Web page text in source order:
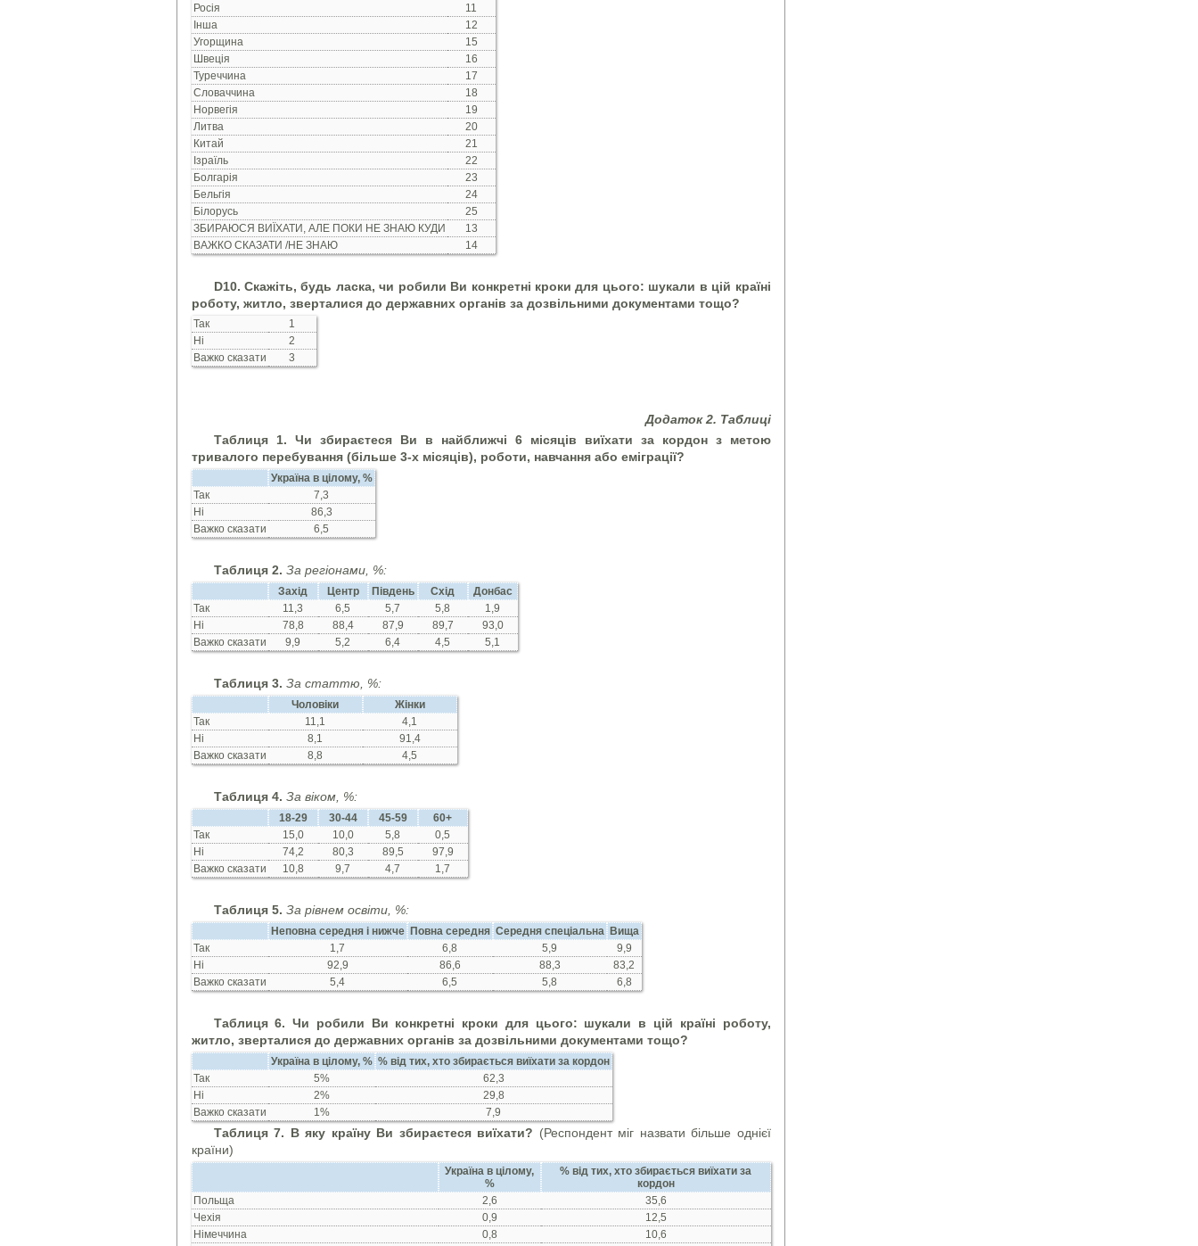
Росія
11
Інша
12
Угорщина
15
Швеція
16
Туреччина
17
Словаччина
18
Норвегія
19
Литва
20
Китай
21
Ізраїль
22
Болгарія
23
Бельгія
24
Білорусь
25
ЗБИРАЮСЯ ВИЇХАТИ, АЛЕ ПОКИ НЕ ЗНАЮ КУДИ
13
ВАЖКО СКАЗАТИ /НЕ ЗНАЮ
14
D10. Скажіть, будь ласка, чи робили Ви конкретні кроки для цього: шукали в цій країні
роботу, житло, зверталися до державних органів за дозвільними документами тощо?
Так
1
Ні
2
Важко сказати
3
Додаток 2. Таблиці
Таблиця 1. Чи збираєтеся Ви в найближчі 6 місяців виїхати за кордон з метою
тривалого перебування (більше 3-х місяців), роботи, навчання або еміграції?
Україна в цілому, %
Так
7,3
Ні
86,3
Важко сказати
6,5
Таблиця 2. За регіонами, %:
Захід Центр Південь Схід
Донбас
Так
11,3 6,5 5,7 5,8
1,9
Ні
78,8 88,4 87,9 89,7
93,0
Важко сказати
9,9 5,2 6,4 4,5 5,1
Таблиця 3. За статтю, %:
Чоловіки
Жінки
Так
11,1
4,1
Ні
8,1
91,4
Важко сказати
8,8 4,5
Таблиця 4. За віком, %:
18-29 30-44 45-59
60+
Так
15,0 10,0 5,8
0,5
Ні
74,2 80,3 89,5
97,9
Важко сказати
10,8 9,7 4,7 1,7
Таблиця 5. За рівнем освіти, %:
Неповна середня і нижче Повна середня Середня спеціальна
Вища
Так
1,7 6,8 5,9
9,9
Ні
92,9 86,6 88,3
83,2
Важко сказати
5,4 6,5 5,8 6,8
Таблиця 6. Чи робили Ви конкретні кроки для цього: шукали в цій країні роботу,
житло, зверталися до державних органів за дозвільними документами тощо?
Україна в цілому, % % від тих, хто збирається виїхати за кордон
Так
5%
62,3
Ні
2%
29,8
Важко сказати
1% 7,9
Таблиця 7. В яку країну Ви збираєтеся виїхати? (Респондент міг назвати більше однієї
країни)
Україна в цілому,
%
% від тих, хто збирається виїхати за
кордон
Польща
2,6
35,6
Чехія
0,9
12,5
Німеччина
0,8
10,6